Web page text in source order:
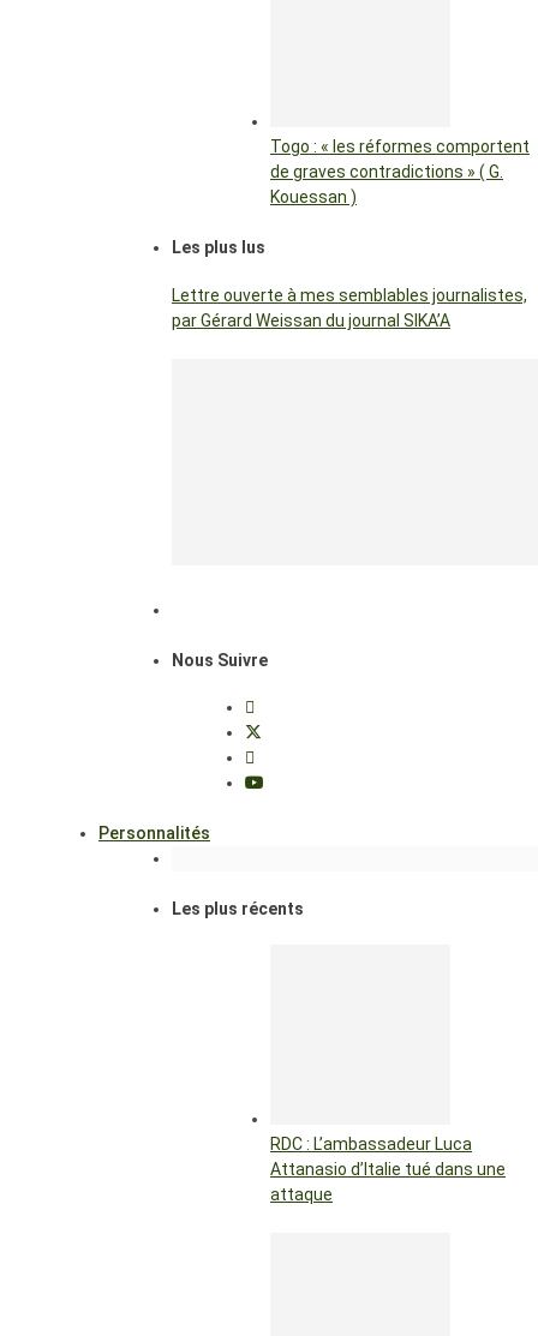
Togo : « les réformes comportent
de graves contradictions » ( G.
Kouessan )
Les plus lus
Lettre ouverte à mes semblables journalistes,
par Gérard Weissan du journal SIKA’A
Nous Suivre
Personnalités
Les plus récents
RDC : L’ambassadeur Luca
Attanasio d’Italie tué dans une
attaque